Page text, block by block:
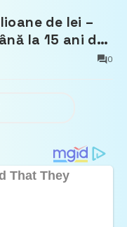
de lei –
la 15 ani de
0